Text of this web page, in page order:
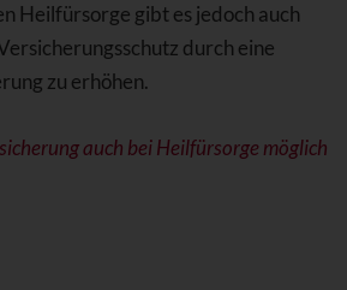
Heilfürsorge gibt es jedoch auch
durch eine
zu erhöhen.
auch bei Heilfürsorge möglich